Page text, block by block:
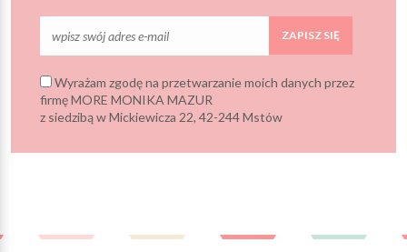
ZAPISZ SIĘ
Wyrażam zgodę na przetwarzanie moich danych przez
firmę MORE MONIKA MAZUR
z siedzibą w Mickiewicza 22, 42-244 Mstów